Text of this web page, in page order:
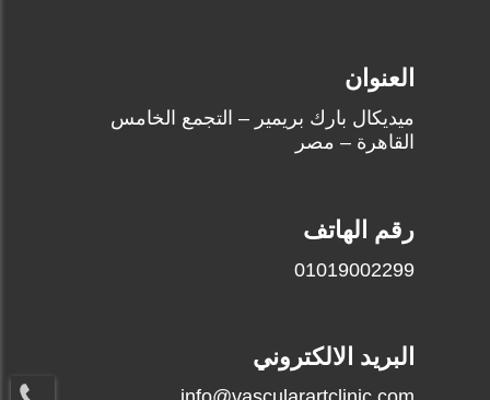
العنوان
ميديكال بارك بريمير – التجمع الخامس
القاهرة – مصر
رقم الهاتف
01019002299
البريد الالكتروني